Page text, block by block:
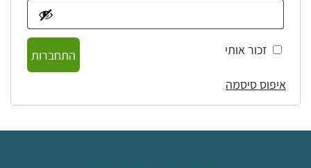
זכור אותי
התחברות
איפוס סיסמה